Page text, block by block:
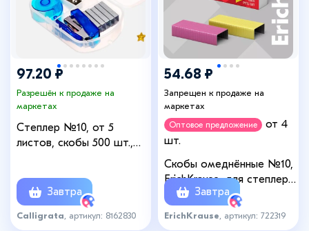
97.20 ₽
Разрешён к продаже на
маркетах
Степлер №10, от 5
листов, скобы 500 шт.,
мм×2метра
Завтра
Calligrata , артикул: 8162830
54.68 ₽
Запрещен к продаже на
маркетах
Оптовое предложение
от 4
шт.
Скобы омеднённые №10,
ErichKrause, для степлера,
1000 шт., цветные
Завтра
ErichKrause , артикул: 722319